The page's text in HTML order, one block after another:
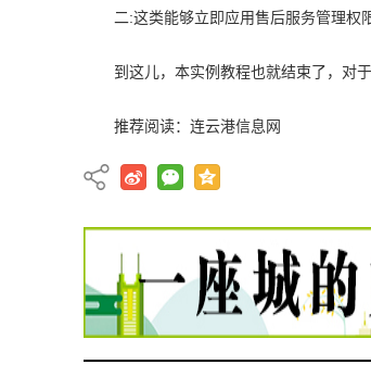
二:这类能够立即应用售后服务管理权
到这儿，本实例教程也就结束了，对
推荐阅读： 连云港信息网